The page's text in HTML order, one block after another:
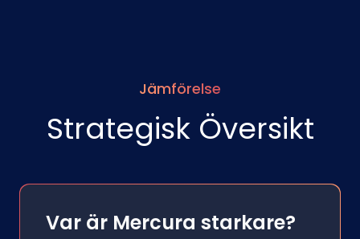
Jämförelse
Strategisk Översikt
Var är Mercura starkare?